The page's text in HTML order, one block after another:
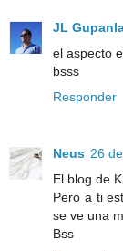
JL
el aspecto
bsss
Responder
Neus 26
El blog de
Pero a ti
se ve una
Bss